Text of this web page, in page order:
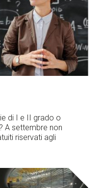
di I e II grado o
A settembre non
riservati agli